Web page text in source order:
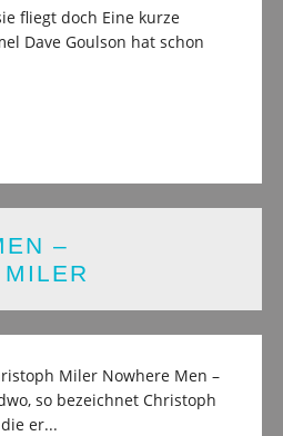
fliegt doch Eine kurze
Dave Goulson hat schon
–
Miler Nowhere Men –
so bezeichnet Christoph
er...